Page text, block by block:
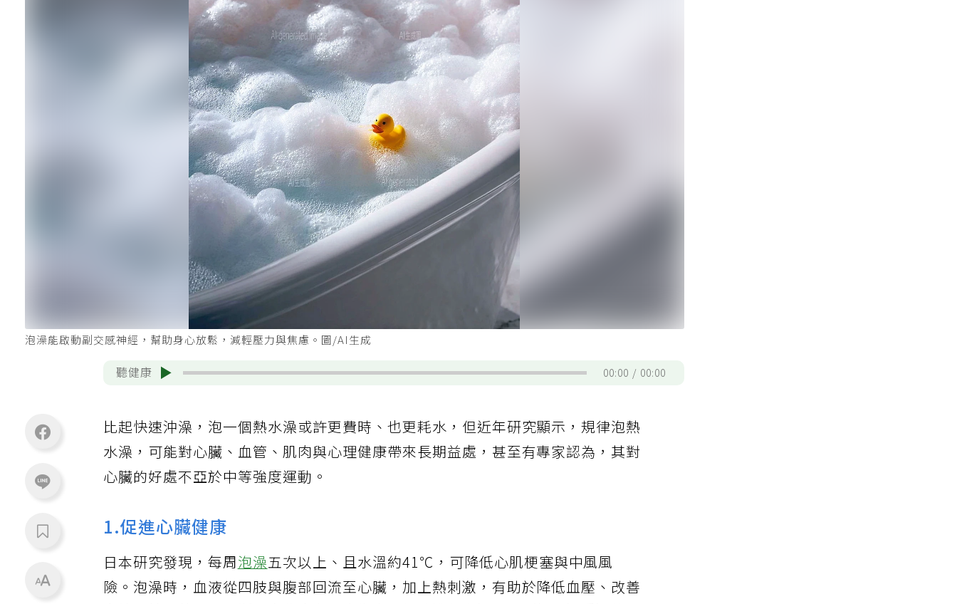
泡澡能啟動副交感神經，幫助身心放鬆，減輕壓力與焦慮。圖/AI生成
聽健康 00:00 00:00
比起快速沖澡，泡一個熱水澡或許更費時、也更耗水，但近年研究顯示，規律泡熱
水澡，可能對心臟、血管、肌肉與心理健康帶來長期益處，甚至有專家認為，其對
心臟的好處不亞於中等強度運動。
1.促進心臟健康
日本研究發現，每周泡澡五次以上、且水溫約41℃，可降低心肌梗塞與中風風
險。泡澡時，血液從四肢與腹部回流至心臟，加上熱刺激，有助於降低血壓、改善